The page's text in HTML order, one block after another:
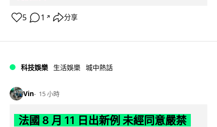
5 1 ↗ 分享
科技娛樂 生活娛樂 城中熱話
Vin 15 小時
法國 8 月 11 日出新例 未經同意嚴禁